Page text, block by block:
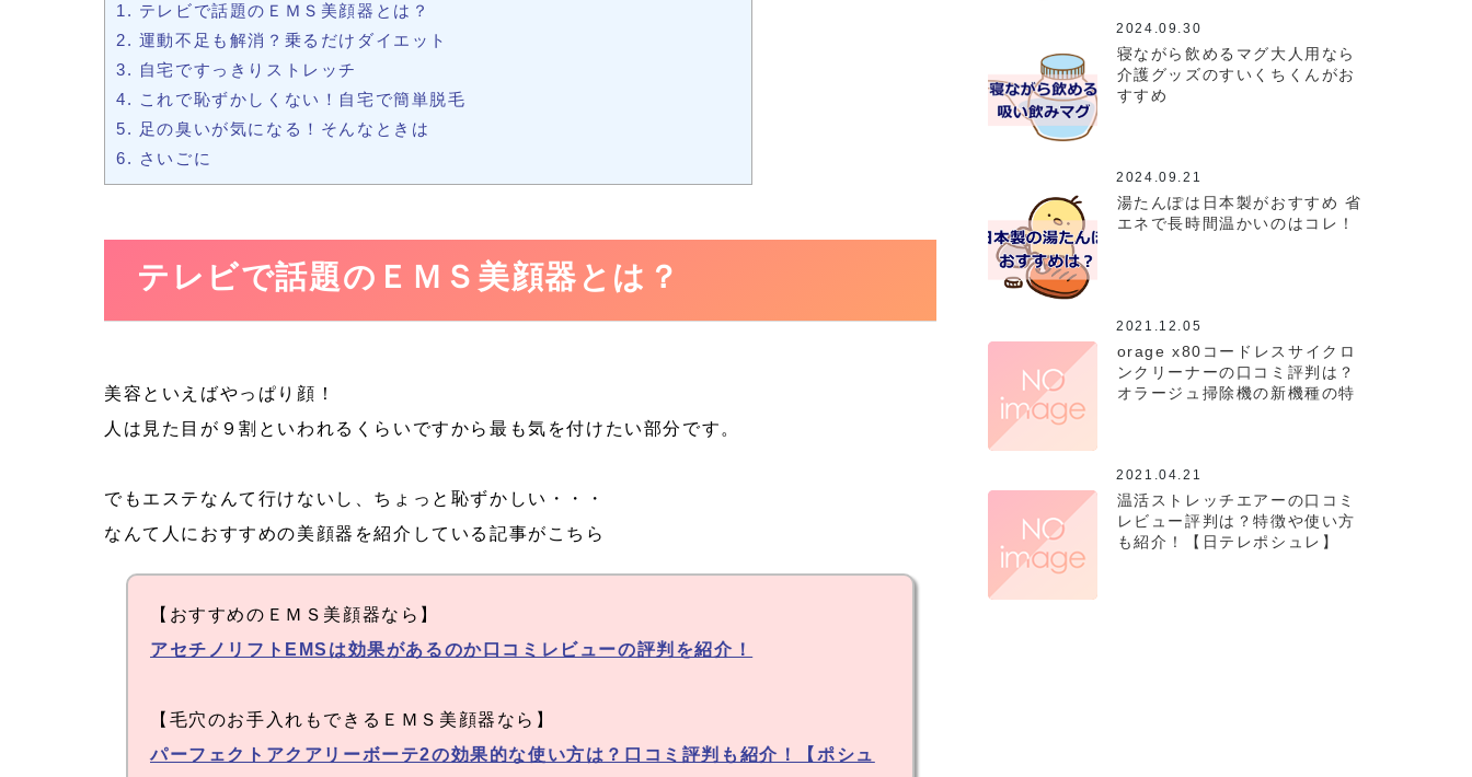
1. テレビで話題のＥＭＳ美顔器とは？
2. 運動不足も解消？乗るだけダイエット
3. 自宅ですっきりストレッチ
4. これで恥ずかしくない！自宅で簡単脱毛
5. 足の臭いが気になる！そんなときは
6. さいごに
テレビで話題のＥＭＳ美顔器とは？
美容といえばやっぱり顔！
人は見た目が９割といわれるくらいですから最も気を付けたい部分です。
でもエステなんて行けないし、ちょっと恥ずかしい・・・
なんて人におすすめの美顔器を紹介している記事がこちら
【おすすめのＥＭＳ美顔器なら】
アセチノリフトEMSは効果があるのか口コミレビューの評判を紹介！
【毛穴のお手入れもできるＥＭＳ美顔器なら】
パーフェクトアクアリーボーテ2の効果的な使い方は？口コミ評判も紹介！【ポシュ
2024.09.30
寝ながら飲めるマグ大人用なら
介護グッズのすいくちくんがお
すすめ
2024.09.21
湯たんぽは日本製がおすすめ 省
エネで長時間温かいのはコレ！
2021.12.05
orage x80コードレスサイクロ
ンクリーナーの口コミ評判は？
オラージュ掃除機の新機種の特
2021.04.21
温活ストレッチエアーの口コミ
レビュー評判は？特徴や使い方
も紹介！【日テレポシュレ】